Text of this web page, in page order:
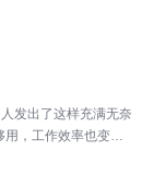
发出了这样充满无奈
用，工作效率也变得
浪费许多时间。”“工